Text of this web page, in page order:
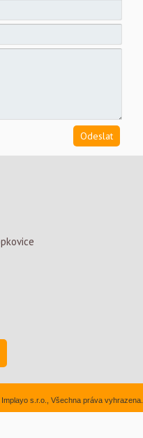
s.r.o., Všechna práva vyhrazena.